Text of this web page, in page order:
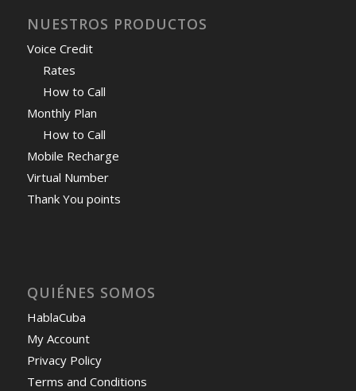
NUESTROS PRODUCTOS
Voice Credit
Rates
How to Call
Monthly Plan
How to Call
Mobile Recharge
Virtual Number
Thank You points
QUIÉNES SOMOS
HablaCuba
My Account
Privacy Policy
Terms and Conditions